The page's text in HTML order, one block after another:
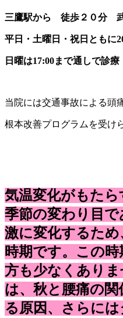
三鷹駅から 徒歩２０分
平日・土曜日・祝日ともに
日曜は17:00まで通しで診療
当院には交通事故による頭
根本改善プログラムを受け
気温変化がもた
季節の変わり目
激に変化するた
時期です。この
方も少なくあり
は、秋と腰痛の
る原因、さらに